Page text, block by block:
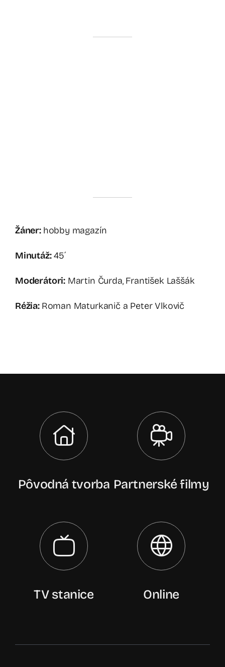
Žáner: hobby magazín
Minutáž:45´
Moderátori: Martin Čurda, František Laššák
Réžia: Roman Maturkanič a Peter Vlkovič
Pôvodná tvorba Partnerské filmy
TV stanice Online